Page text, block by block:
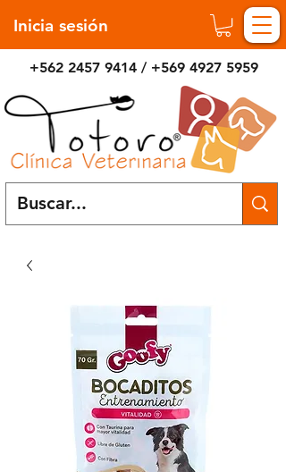
Inicia sesión
+562 2457 9414 / +569 4927 5959